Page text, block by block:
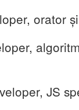
orator
JS